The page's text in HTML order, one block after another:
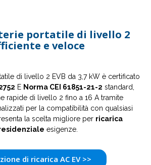
portatile di livello 2
e veloce
di livello 2 EVB da 3,7 kW è certificato
E Norma CEI 61851-21-2 standard,
rapide di livello 2 fino a 16 A tramite
per la compatibilità con qualsiasi
la scelta migliore per ricarica
esigenze.
di ricarica AC EV >>